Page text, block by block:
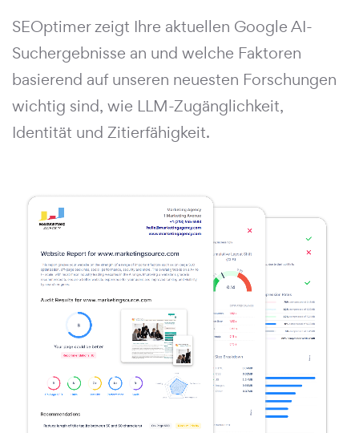
SEOptimer zeigt Ihre aktuellen Google AI-
Suchergebnisse an und welche Faktoren
basierend auf unseren neuesten Forschungen
wichtig sind, wie LLM-Zugänglichkeit,
Identität und Zitierfähigkeit.